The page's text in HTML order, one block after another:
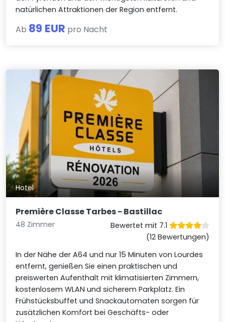
natürlichen Attraktionen der Region entfernt.
Ab 89 EUR pro Nacht
Hotel
Première Classe Tarbes - Bastillac
48 Zimmer
Bewertet mit 7.1
(12 Bewertungen)
In der Nähe der A64 und nur 15 Minuten von Lourdes
entfernt, genießen Sie einen praktischen und
preiswerten Aufenthalt mit klimatisierten Zimmern,
kostenlosem WLAN und sicherem Parkplatz. Ein
Frühstücksbuffet und Snackautomaten sorgen für
zusätzlichen Komfort bei Geschäfts- oder